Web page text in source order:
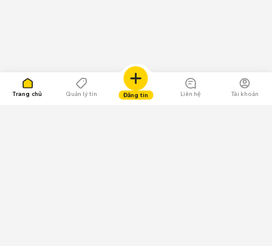
Trang chủ Quản lý tin Đăng tin Liên hệ Tài khoản